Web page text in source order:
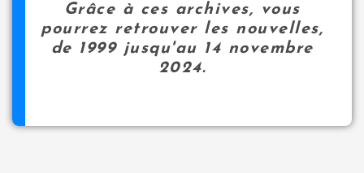
Grâce à ces archives, vous
pourrez retrouver les nouvelles,
de 1999 jusqu'au 14 novembre
2024.